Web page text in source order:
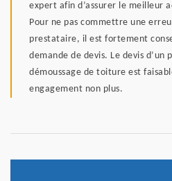
expert afin d’assurer le meilleur
Pour ne pas commettre une
prestataire, il est fortement
demande de devis. Le devis
démoussage de toiture est
engagement non plus.